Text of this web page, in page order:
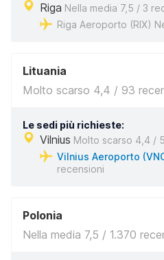
Riga Nella media 7,5 / 3
Riga Aeroporto (RIX)
Lituania
Molto scarso 4,4 / 93
Le sedi più richieste:
Vilnius Molto scarso 4,4 /
Vilnius Aeroporto
recensioni
Polonia
Nella media 7,5 / 1.370